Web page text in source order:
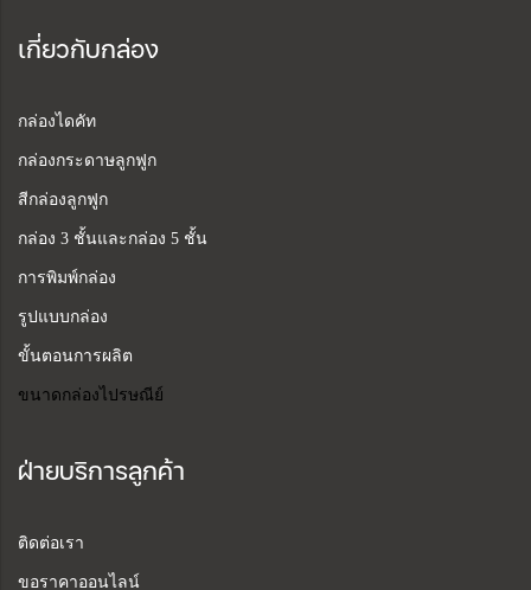
เกี่ยวกับกล่อง
กล่องไดคัท
กล่องกระดาษลูกฟูก
สีกล่องลูกฟูก
กล่อง 3 ชั้นและกล่อง 5 ชั้น
การพิมพ์กล่อง
รูปแบบกล่อง
ขั้นตอนการผลิต
ขนาดกล่องไปรษณีย์
ฝ่ายบริการลูกค้า
ติดต่อเรา
ขอราคาออนไลน์